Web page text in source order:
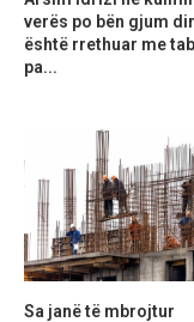
verës po bën gjum
është rrethuar me
pa...
Sa janë të mbrojtur